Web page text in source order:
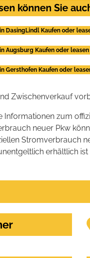
können Sie
DasingLindl Kaufen oder
Augsburg Kaufen oder leasen
Gersthofen Kaufen oder
Zwischenverkauf
Informationen zum
neuer Pkw
Stromverbrauch
erhältlich